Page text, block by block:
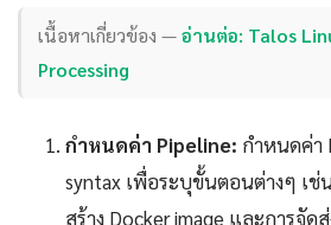
เนื้อหาเกี่ยวข้อง —อ่านต่อ: Talos
Processing
กำหนดค่า Pipeline: กำหนดค่า
syntax เพื่อระบุขั้นตอนต่างๆ เช่
สร้าง Docker image และการจัด